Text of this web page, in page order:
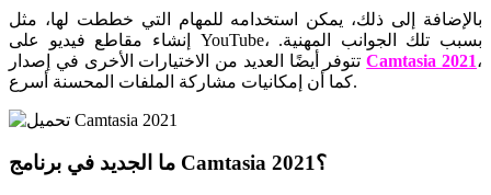
بالإضافة إلى ذلك، يمكن استخدامه للمهام التي خططت لها، مثل
إنشاء مقاطع فيديو على YouTube، بسبب تلك الجوانب المهنية.
تتوفر أيضًا العديد من الاختيارات الأخرى في إصدارCamtasia 2021،
كما أن إمكانيات مشاركة الملفات المحسنة أسرع.
ما الجديد في برنامج Camtasia 2021؟